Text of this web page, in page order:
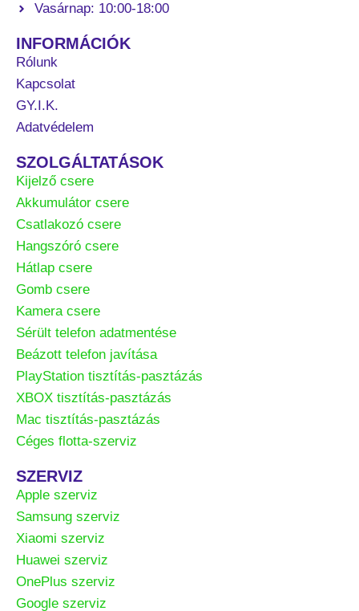
Vasárnap: 10:00-18:00
INFORMÁCIÓK
Rólunk
Kapcsolat
GY.I.K.
Adatvédelem
SZOLGÁLTATÁSOK
Kijelző csere
Akkumulátor csere
Csatlakozó csere
Hangszóró csere
Hátlap csere
Gomb csere
Kamera csere
Sérült telefon adatmentése
Beázott telefon javítása
PlayStation tisztítás-pasztázás
XBOX tisztítás-pasztázás
Mac tisztítás-pasztázás
Céges flotta-szerviz
SZERVIZ
Apple szerviz
Samsung szerviz
Xiaomi szerviz
Huawei szerviz
OnePlus szerviz
Google szerviz